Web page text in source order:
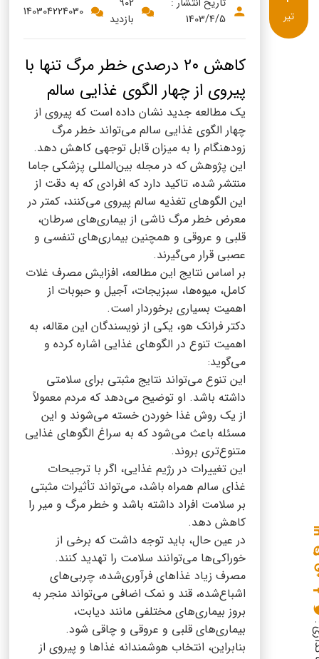
سینما دوماس
دانستنی های سلامت
گالری تصاویر
English
Russian
Arabic
Turkish
1403/4/5
بازدید
140304224030 تیر
کاهش ۲۰ درصدی خطر مرگ تنها با
پیروی از چهار الگوی غذایی سالم
یک مطالعه جدید نشان داده است که پیروی از
چهار الگوی غذایی سالم می‌تواند خطر مرگ
زودهنگام را به میزان قابل توجهی کاهش دهد.
این پژوهش که در مجله بین‌المللی پزشکی جاما
منتشر شده، تاکید دارد که افرادی که به دقت از
این الگوهای تغذیه سالم پیروی می‌کنند، کمتر در
معرض خطر مرگ ناشی از بیماری‌های سرطان،
قلبی و عروقی و همچنین بیماری‌های تنفسی و
عصبی قرار می‌گیرند.
بر اساس نتایج این مطالعه، افزایش مصرف غلات
کامل، میوه‌ها، سبزیجات، آجیل و حبوبات از
اهمیت بسیاری برخوردار است.
دکتر فرانک هو، یکی از نویسندگان این مقاله، به
اهمیت تنوع در الگوهای غذایی اشاره کرده و
می‌گوید:
این تنوع می‌تواند نتایج مثبتی برای سلامتی
داشته باشد. او توضیح می‌دهد که مردم معمولاً
از یک روش غذا خوردن خسته می‌شوند و این
مسئله باعث می‌شود که به سراغ الگوهای غذایی
متنوع‌تری بروند.
این تغییرات در رژیم غذایی، اگر با ترجیحات
غذای سالم همراه باشد، می‌تواند تأثیرات مثبتی
بر سلامت افراد داشته باشد و خطر مرگ و میر را
کاهش دهد.
در عین حال، باید توجه داشت که برخی از
خوراکی‌ها می‌توانند سلامت را تهدید کنند.
مصرف زیاد غذاهای فرآوری‌شده، چربی‌های
اشباع‌شده، قند و نمک اضافی می‌تواند منجر به
بروز بیماری‌های مختلفی مانند دیابت،
بیماری‌های قلبی و عروقی و چاقی شود.
بنابراین، انتخاب هوشمندانه غذاها و پیروی از